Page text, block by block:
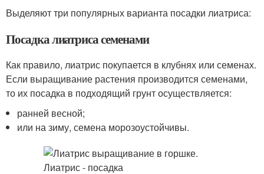
Выделяют три популярных варианта посадки лиатриса:
Посадка лиатриса семенами
Как правило, лиатрис покупается в клубнях или семенах.
Если выращивание растения производится семенами,
то их посадка в подходящий грунт осуществляется:
ранней весной;
или на зиму, семена морозоустойчивы.